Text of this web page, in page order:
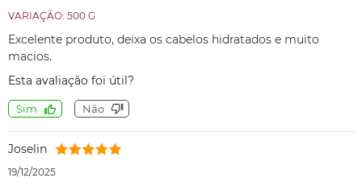
VARIAÇÃO: 500 G
Excelente produto, deixa os cabelos hidratados e muito
macios.
Esta avaliação foi útil?
Sim Não
Joselin
19/12/2025